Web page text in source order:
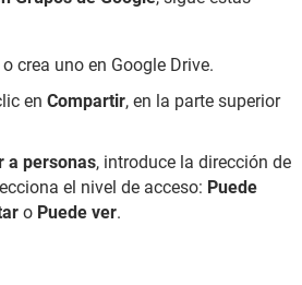
crea uno en Google Drive.
en Compartir, en la parte superior
a personas, introduce la dirección de
el nivel de acceso: Puede
o Puede ver.